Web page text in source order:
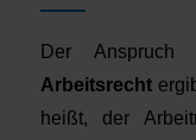
Der
Arbeitsrecht
heißt, der